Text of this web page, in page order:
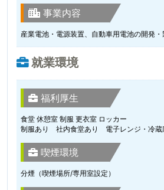
事業内容
産業電池・電源装置、自動車用電池の開発・
就業環境
福利厚生
食堂 休憩室 制服 更衣室 ロッカー
制服あり 社内食堂あり 電子レンジ・冷
喫煙環境
分煙（喫煙場所/専用室設定）